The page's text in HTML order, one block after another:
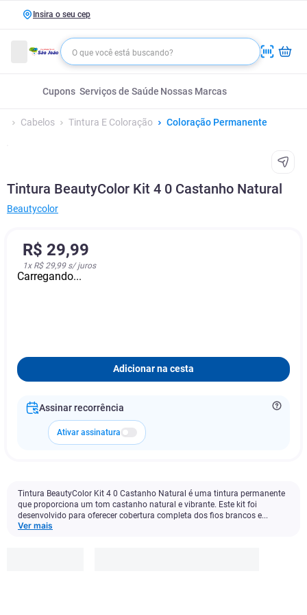
Insira o seu cep
Cupons Serviços de Saúde Nossas Marcas
Cabelos Tintura E Coloração Coloração Permanente
Tintura BeautyColor Kit 4 0 Castanho Natural
Beautycolor
R$ 29,99
1x R$ 29,99s/ juros
Carregando...
Adicionar na cesta
Assinar recorrência
Ativar assinatura
Tintura BeautyColor Kit 4 0 Castanho Natural é uma tintura permanente
que proporciona um tom castanho natural e vibrante. Este kit foi
desenvolvido para oferecer cobertura completa dos fios brancos e...
Ver mais